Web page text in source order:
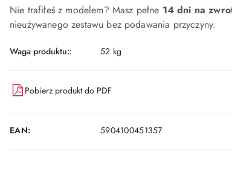
Nie trafiłeś z modelem? Masz pełne 14 dni na
nieużywanego zestawu bez podawania przyczyny.
Waga produktu:: 52 kg
Pobierz produkt do PDF
EAN: 5904100451357